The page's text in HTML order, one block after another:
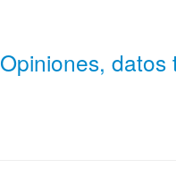
Opiniones,